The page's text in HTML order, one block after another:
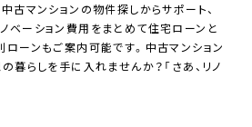
古マンションの物件探しからサポート、
ベーション費用をまとめて住宅ローンと
ローンもご案内可能です。中古マンション
暮らしを手に入れませんか？「さあ、リノ